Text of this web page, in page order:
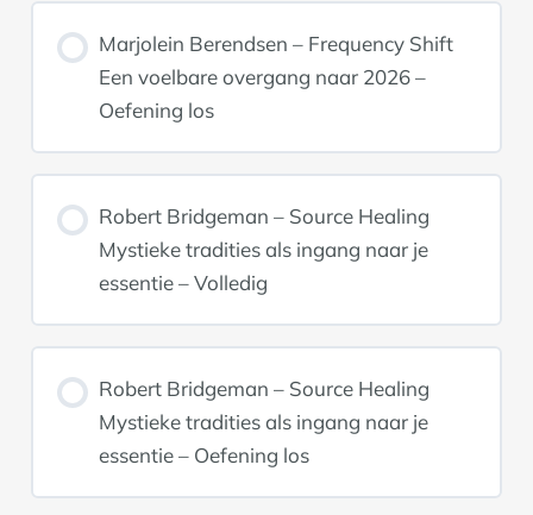
Marjolein Berendsen – Frequency Shift
Een voelbare overgang naar 2026 –
Oefening los
Robert Bridgeman – Source Healing
Mystieke tradities als ingang naar je
essentie – Volledig
Robert Bridgeman – Source Healing
Mystieke tradities als ingang naar je
essentie – Oefening los